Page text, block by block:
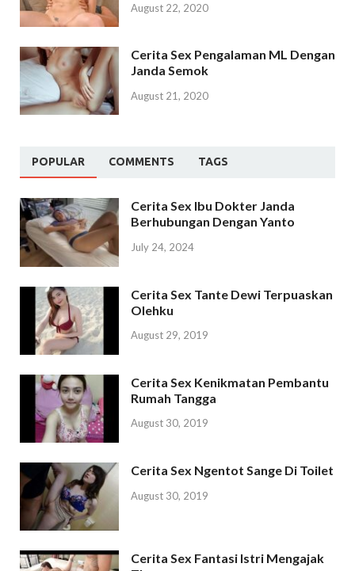
August 22, 2020
Cerita Sex Pengalaman ML Dengan
Janda Semok
August 21, 2020
POPULAR COMMENTS TAGS
Cerita Sex Ibu Dokter Janda
Berhubungan Dengan Yanto
July 24, 2024
Cerita Sex Tante Dewi Terpuaskan
Olehku
August 29, 2019
Cerita Sex Kenikmatan Pembantu
Rumah Tangga
August 30, 2019
Cerita Sex Ngentot Sange Di Toilet
August 30, 2019
Cerita Sex Fantasi Istri Mengajak